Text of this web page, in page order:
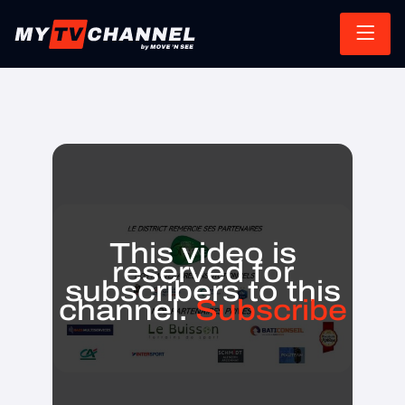
This video is
reserved for
subscribers to this
channel.Subscribe